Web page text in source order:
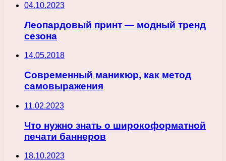
04.10.2023
Леопардовый принт — модный тренд
сезона
14.05.2018
Современный маникюр, как метод
самовыражения
11.02.2023
Что нужно знать о широкоформатной
печати баннеров
18.10.2023